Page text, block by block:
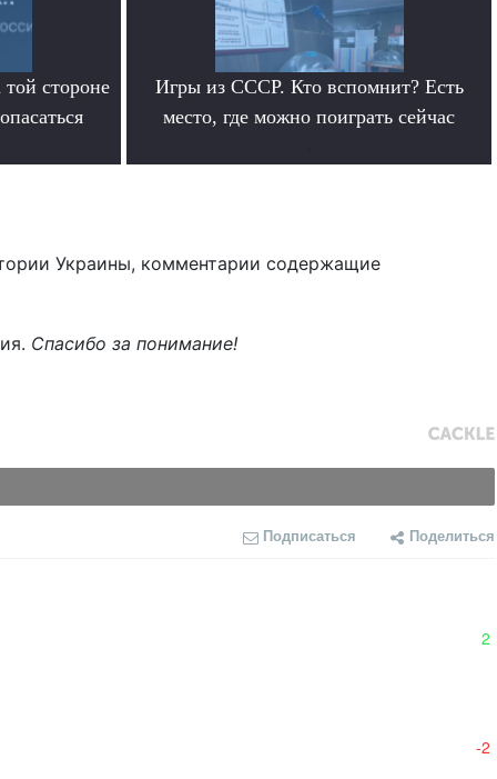
стороне
Игры из СССР. Кто вспомнит? Есть
место, где можно поиграть сейчас
Украины, комментарии содержащие
Спасибо за понимание!
Подписаться Поделиться
2
-2